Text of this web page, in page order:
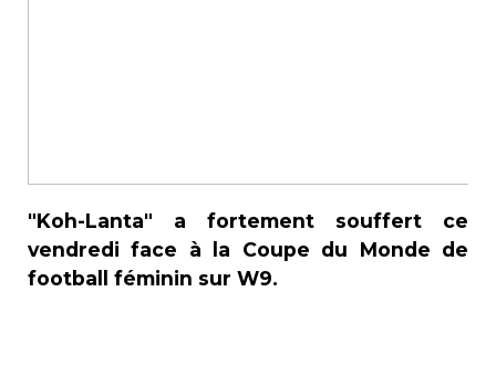
"Koh-Lanta" a fortement souffert ce
vendredi face à la Coupe du Monde de
football féminin sur W9.